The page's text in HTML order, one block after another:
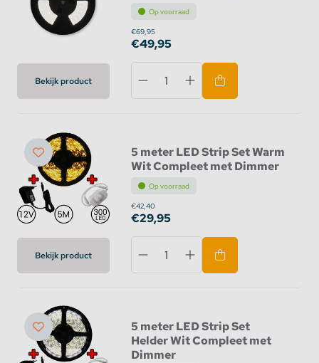
Bekijk product
Op voorraad
€69,95
€49,95
Bekijk product
5 meter LED Strip Set Warm
Wit Compleet met Dimmer
Op voorraad
€42,40
€29,95
5 meter LED Strip Set
Helder Wit Compleet met
Dimmer